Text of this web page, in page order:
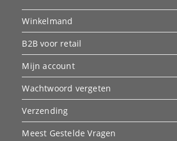
Winkelmand
B2B voor retail
Mijn account
Wachtwoord vergeten
Verzending
Meest Gestelde Vragen